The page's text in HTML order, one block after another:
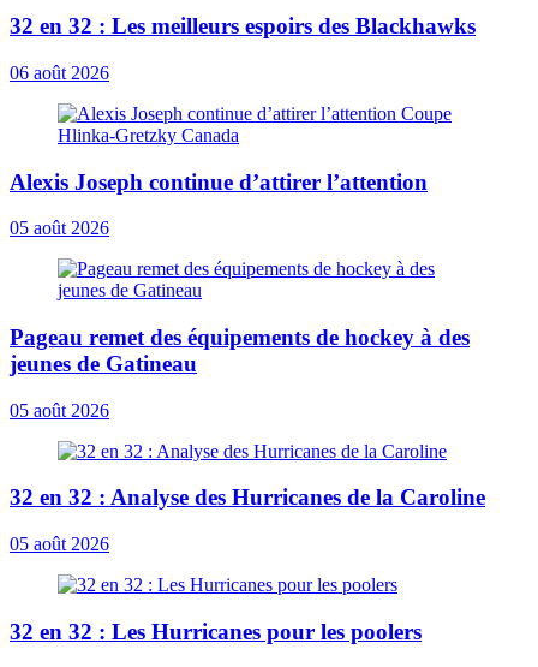
32 en 32 : Les meilleurs espoirs des Blackhawks
06 août 2026
Alexis Joseph continue d’attirer l’attention
05 août 2026
Pageau remet des équipements de hockey à des
jeunes de Gatineau
05 août 2026
32 en 32 : Analyse des Hurricanes de la Caroline
05 août 2026
32 en 32 : Les Hurricanes pour les poolers